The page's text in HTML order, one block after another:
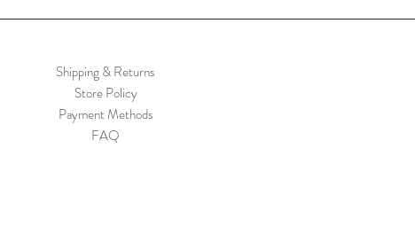
Shipping & Returns
Store Policy
Payment Methods
FAQ